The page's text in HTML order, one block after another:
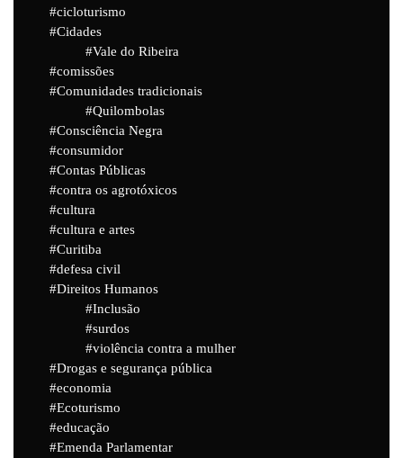
cicloturismo
Cidades
Vale do Ribeira
comissões
Comunidades tradicionais
Quilombolas
Consciência Negra
consumidor
Contas Públicas
contra os agrotóxicos
cultura
cultura e artes
Curitiba
defesa civil
Direitos Humanos
Inclusão
surdos
violência contra a mulher
Drogas e segurança pública
economia
Ecoturismo
educação
Emenda Parlamentar